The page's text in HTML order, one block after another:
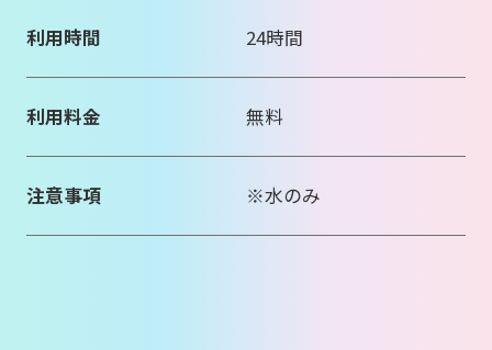
利用時間 24時間
利用料金 無料
注意事項 ※水のみ